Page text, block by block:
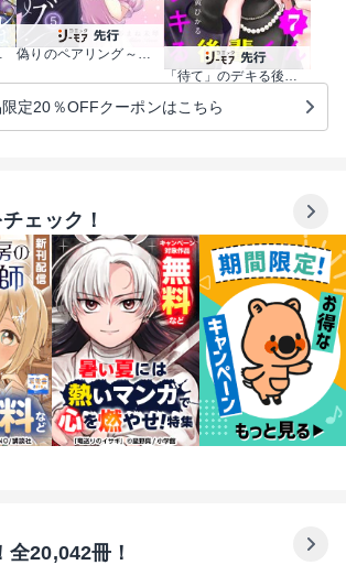
なった～
偽りのペアリング～偽装恋人になった元彼は過保護に私を溺愛する～
「待て」のデキる後輩くん【マイクロ】
定20％OFFクーポンはこちら
ェック！
全20,042冊！